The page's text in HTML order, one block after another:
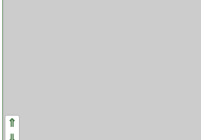
⇑